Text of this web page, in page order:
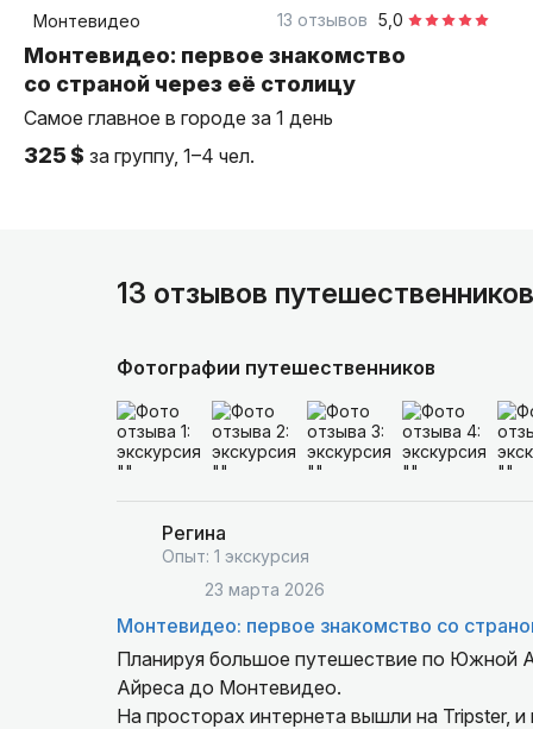
Монтевидео
5,0
13 отзывов
Монтевидео: первое знакомство
со страной через её столицу
Самое главное в городе за 1 день
325 $ за группу, 1–4 чел.
13 отзывов путешественников
Фотографии путешественников
Регина
Опыт: 1 экскурсия
23 марта 2026
Монтевидео: первое знакомство со
Планируя большое путешествие по Южной
Айреса до Монтевидео.
На просторах интернета вышли на Tripster,